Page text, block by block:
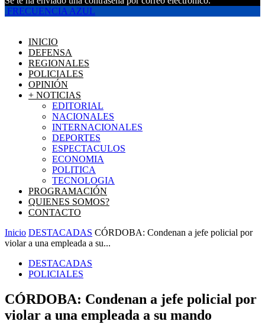
FRECUENCIA AZUL
INICIO
DEFENSA
REGIONALES
POLICIALES
OPINIÓN
+ NOTICIAS
EDITORIAL
NACIONALES
INTERNACIONALES
DEPORTES
ESPECTACULOS
ECONOMIA
POLITICA
TECNOLOGIA
PROGRAMACIÓN
QUIENES SOMOS?
CONTACTO
Inicio DESTACADAS CÓRDOBA: Condenan a jefe policial por
violar a una empleada a su...
DESTACADAS
POLICIALES
CÓRDOBA: Condenan a jefe policial por
violar a una empleada a su mando